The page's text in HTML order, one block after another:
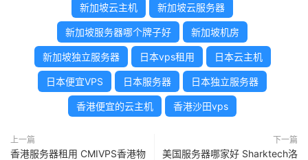
新加坡云主机 新加坡云服务器
新加坡服务器哪个牌子好 新加坡机房
新加坡独立服务器 日本vps租用 日本云主机
日本便宜VPS 日本服务器 日本独立服务器
香港便宜的云主机 香港沙田vps
上一篇
香港服务器租用 CMIVPS香港物
下一篇
美国服务器哪家好 Sharktech洛